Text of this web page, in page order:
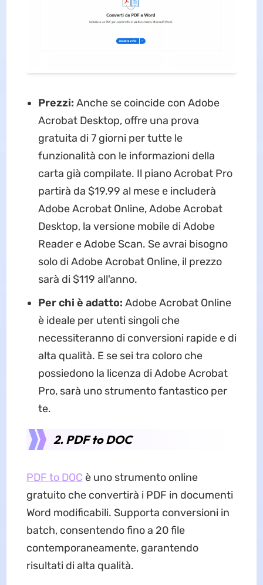
Prezzi: Anche se coincide con Adobe
Acrobat Desktop, offre una prova
gratuita di 7 giorni per tutte le
funzionalità con le informazioni della
carta già compilate. Il piano Acrobat Pro
partirà da $19.99 al mese e includerà
Adobe Acrobat Online, Adobe Acrobat
Desktop, la versione mobile di Adobe
Reader e Adobe Scan. Se avrai bisogno
solo di Adobe Acrobat Online, il prezzo
sarà di $119 all'anno.
Per chi è adatto: Adobe Acrobat Online
è ideale per utenti singoli che
necessiteranno di conversioni rapide e di
alta qualità. E se sei tra coloro che
possiedono la licenza di Adobe Acrobat
Pro, sarà uno strumento fantastico per
te.
2. PDF to DOC
PDF to DOC è uno strumento online
gratuito che convertirà i PDF in documenti
Word modificabili. Supporta conversioni in
batch, consentendo fino a 20 file
contemporaneamente, garantendo
risultati di alta qualità.